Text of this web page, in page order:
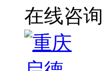
在线咨询